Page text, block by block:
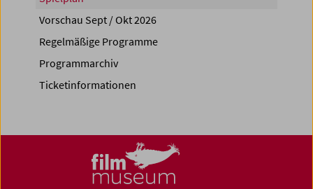
Vorschau Sept / Okt 2026
Regelmäßige Programme
Programmarchiv
Ticketinformationen